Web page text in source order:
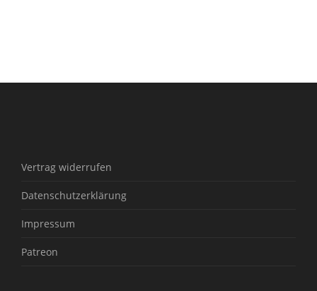
Vertrag widerrufen
Datenschutzerklärung
Impressum
Patreon